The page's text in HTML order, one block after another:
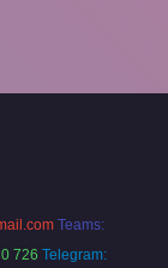
Teams:
726 Telegram: